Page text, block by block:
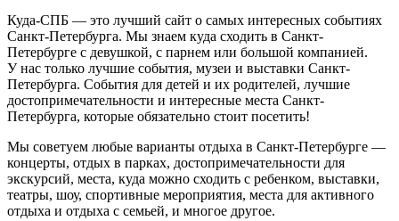
Куда-СПБ — это лучший сайт о самых интересных событиях
Санкт-Петербурга. Мы знаем куда сходить в Санкт-
Петербурге с девушкой, с парнем или большой компанией.
У нас только лучшие события, музеи и выставки Санкт-
Петербурга. События для детей и их родителей, лучшие
достопримечательности и интересные места Санкт-
Петербурга, которые обязательно стоит посетить!
Мы советуем любые варианты отдыха в Санкт-Петербурге —
концерты, отдых в парках, достопримечательности для
экскурсий, места, куда можно сходить с ребенком, выставки,
театры, шоу, спортивные мероприятия, места для активного
отдыха и отдыха с семьей, и многое другое.